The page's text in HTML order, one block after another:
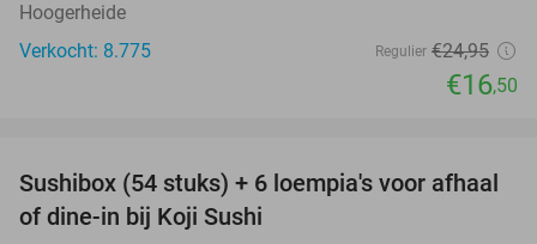
Hoogerheide
Verkocht: 8.775
Regulier €24,95
€16,50
27%
Sushibox (54 stuks) + 6 loempia's voor afhaal
of dine-in bij Koji Sushi